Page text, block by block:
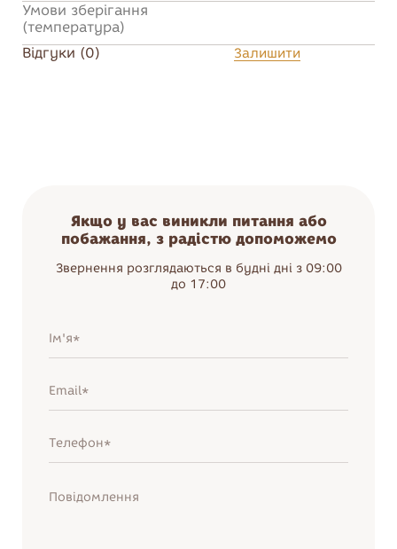
Умови зберігання
(температура)
Відгуки (0)
Залишити
Якщо у вас виникли питання або
побажання, з радістю допоможемо
Звернення розглядаються в будні дні з 09:00
до 17:00
Нагадати пароль
Увійти